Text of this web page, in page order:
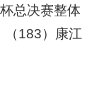
总决赛整体
（183）康江